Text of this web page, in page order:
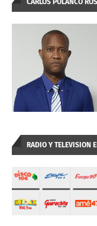
CARLOS POLANCO
RADIO Y TELEVISION